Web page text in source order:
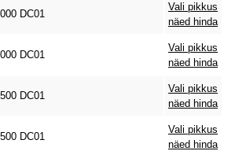
DC01
Vali pikkus
näed hinda
DC01
Vali pikkus
näed hinda
DC01
Vali pikkus
näed hinda
DC01
Vali pikkus
näed hinda